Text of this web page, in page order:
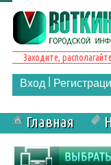
Заходите,
Вход
Главная
Форма поиска